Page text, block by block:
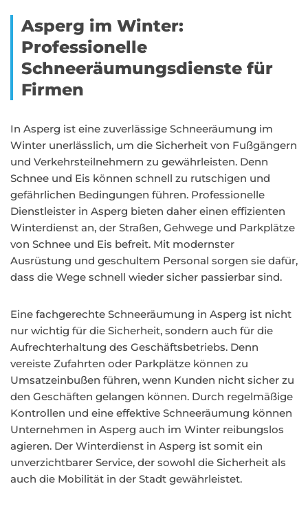
Asperg im Winter:
Professionelle
Schneeräumungsdienste für
Firmen
In Asperg ist eine zuverlässige Schneeräumung im
Winter unerlässlich, um die Sicherheit von Fußgängern
und Verkehrsteilnehmern zu gewährleisten. Denn
Schnee und Eis können schnell zu rutschigen und
gefährlichen Bedingungen führen. Professionelle
Dienstleister in Asperg bieten daher einen effizienten
Winterdienst an, der Straßen, Gehwege und Parkplätze
von Schnee und Eis befreit. Mit modernster
Ausrüstung und geschultem Personal sorgen sie dafür,
dass die Wege schnell wieder sicher passierbar sind.
Eine fachgerechte Schneeräumung in Asperg ist nicht
nur wichtig für die Sicherheit, sondern auch für die
Aufrechterhaltung des Geschäftsbetriebs. Denn
vereiste Zufahrten oder Parkplätze können zu
Umsatzeinbußen führen, wenn Kunden nicht sicher zu
den Geschäften gelangen können. Durch regelmäßige
Kontrollen und eine effektive Schneeräumung können
Unternehmen in Asperg auch im Winter reibungslos
agieren. Der Winterdienst in Asperg ist somit ein
unverzichtbarer Service, der sowohl die Sicherheit als
auch die Mobilität in der Stadt gewährleistet.